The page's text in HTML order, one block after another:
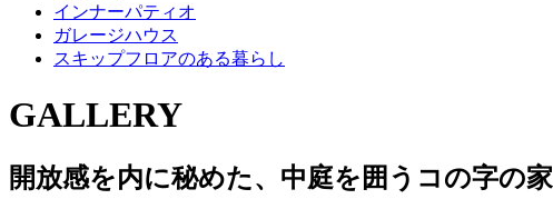
インナーパティオ
ガレージハウス
スキップフロアのある暮らし
GALLERY
開放感を内に秘めた、中庭を囲うコの字の家